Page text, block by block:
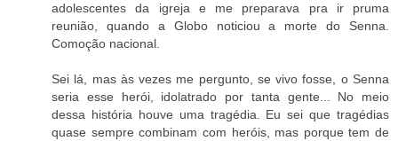
adolescentes da igreja e me preparava pra ir pruma
reunião, quando a Globo noticiou a morte do Senna.
Comoção nacional.
Sei lá, mas às vezes me pergunto, se vivo fosse, o Senna
seria esse herói, idolatrado por tanta gente... No meio
dessa história houve uma tragédia. Eu sei que tragédias
quase sempre combinam com heróis, mas porque tem de